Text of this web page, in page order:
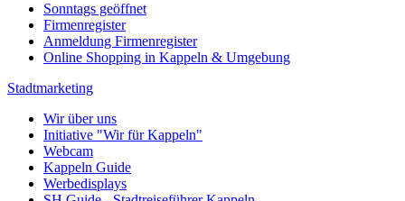
Sonntags geöffnet
Firmenregister
Anmeldung Firmenregister
Online Shopping in Kappeln & Umgebung
Stadtmarketing
Wir über uns
Initiative "Wir für Kappeln"
Webcam
Kappeln Guide
Werbedisplays